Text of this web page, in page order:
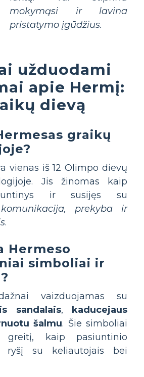
mokymąsi ir lavina
pristatymo įgūdžius.
užduodami
apie Hermį:
dievą
graikų
vienas iš 12 Olimpo dievų
Jis žinomas kaip
ir susijęs su
prekyba ir
.
Hermeso
simboliai ir
vaizduojamas su
sandalais,
kaducejaus
šalmu. Šie simboliai
kaip pasiuntinio
ryšį su keliautojais bei